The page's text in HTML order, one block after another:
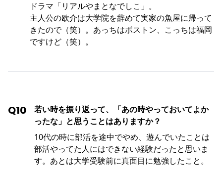
ドラマ「リアルやまとなでしこ」。
主人公の欧介は大学院を辞めて実家の魚屋に帰って
きたので（笑）。あっちはボストン、こっちは福岡
ですけど（笑）。
Q10
若い時を振り返って、「あの時やっておいてよか
ったな」と思うことはありますか？
10代の時に部活を途中でやめ、遊んでいたことは
部活やってた人にはできない経験だったと思いま
す。あとは大学受験前に真面目に勉強したこと。